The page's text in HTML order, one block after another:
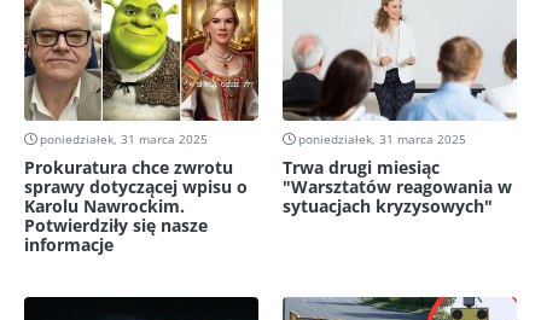
poniedziałek, 31 marca 2025
Prokuratura chce zwrotu
sprawy dotyczącej wpisu o
Karolu Nawrockim.
Potwierdziły się nasze
informacje
poniedziałek, 31 marca 2025
Trwa drugi miesiąc
"Warsztatów reagowania w
sytuacjach kryzysowych"